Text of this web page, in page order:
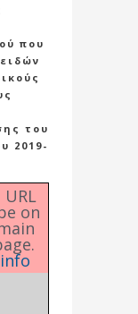
που
του
2019-
on